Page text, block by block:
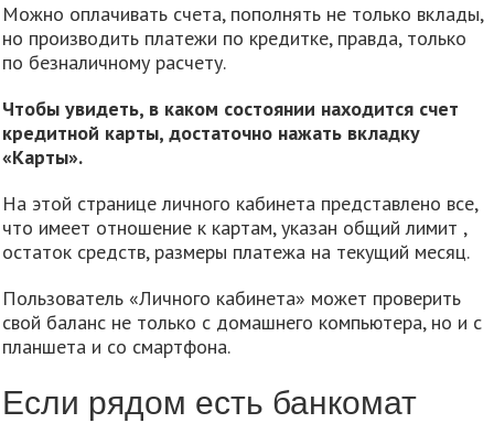
Можно оплачивать счета, пополнять не только вклады,
но производить платежи по кредитке, правда, только
по безналичному расчету.
Чтобы увидеть, в каком состоянии находится счет
кредитной карты, достаточно нажать вкладку
«Карты».
На этой странице личного кабинета представлено все,
что имеет отношение к картам, указан общий лимит ,
остаток средств, размеры платежа на текущий месяц.
Пользователь «Личного кабинета» может проверить
свой баланс не только с домашнего компьютера, но и с
планшета и со смартфона.
Если рядом есть банкомат